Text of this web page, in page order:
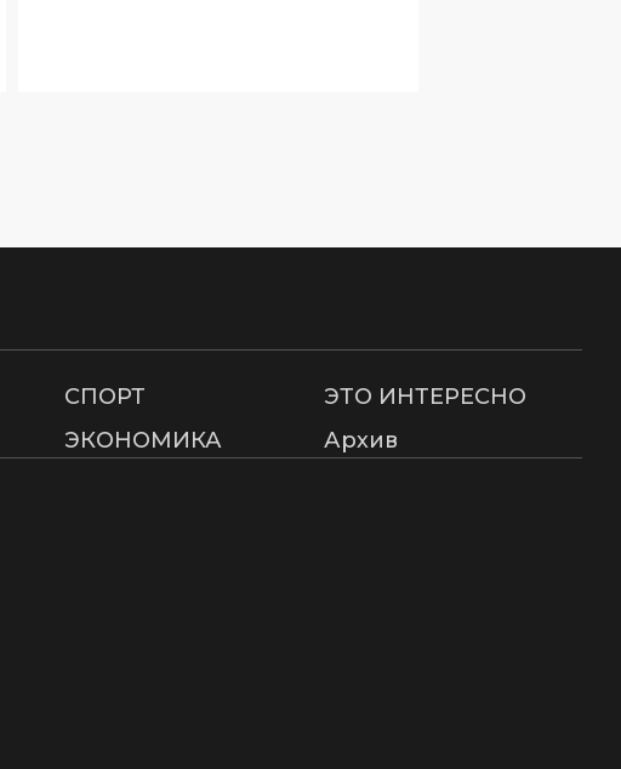
СПОРТ
ЭТО ИНТЕРЕСНО
ЭКОНОМИКА Архив